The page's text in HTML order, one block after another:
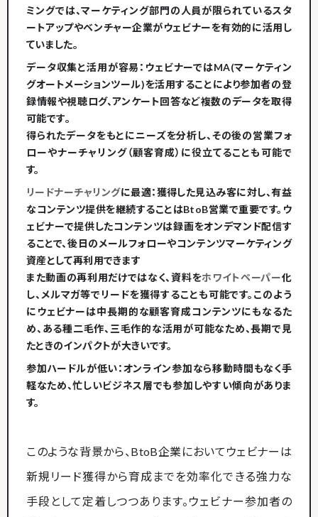
ミングでは、マーケティング部門の人員が限られているスタ
ートアップやベンチャー企業がウェビナーを有効的に活用し
ていました。
データ収集と活用が容易 ：ウェビナーではMA(マーケティン
グオートメーションツール)を活用することにより参加者の登
録情報や視聴ログ、アンケート回答など複数のデータを取得
可能です​。
得られたデータをもとにニーズを分析し、その後の営業フォ
ローやナーチャリング（顧客育成）に役立てることも可能で
す。
リードナーチャリングに最適：獲得した見込み客に対し、有益
なコンテンツ提供を継続することはBtoB営業で重要です。ウ
ェビナーで提供したコンテンツは録画をオンデマンド配信す
ることで、後日のメールフォローやコンテンツマーケティング
資産として再利用できます​
また動画の再利用だけではなく、資料をホワイトペーパー化
し、メルマガ等でリードを獲得することも可能です。このよう
に ウェビナーは中長期的な顧客育成コンテンツにもなるた
め、ある種二毛作、三毛作的な活用が可能なため、長期で見
たときのインパクトが大きいです。
参加ハードルが低い：オンライン参加なら移動時間もなく手
軽なため、忙しいビジネス層でも参加しやすい傾向がありま
す。
このような背景から、BtoB企業においてウェビナーは
新規リード獲得から育成までを効率化できる強力な
手段として定着しつつあります。ウェビナー参加者の